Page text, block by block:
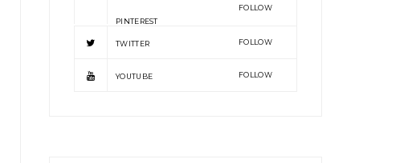
PINTEREST
FOLLOW
TWITTER FOLLOW
YOUTUBE FOLLOW